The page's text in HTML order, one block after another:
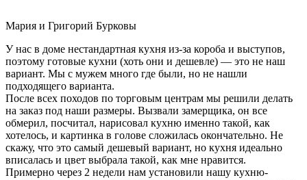
Мария и Григорий Бурковы
У нас в доме нестандартная кухня из-за короба и выступов,
поэтому готовые кухни (хоть они и дешевле) — это не наш
вариант. Мы с мужем много где были, но не нашли
подходящего варианта.
После всех походов по торговым центрам мы решили делать
на заказ под наши размеры. Вызвали замерщика, он все
обмерил, посчитал, нарисовал кухню именно такой, как
хотелось, и картинка в голове сложилась окончательно. Не
скажу, что это самый дешевый вариант, но кухня идеально
вписалась и цвет выбрала такой, как мне нравится.
Примерно через 2 недели нам установили нашу кухню-